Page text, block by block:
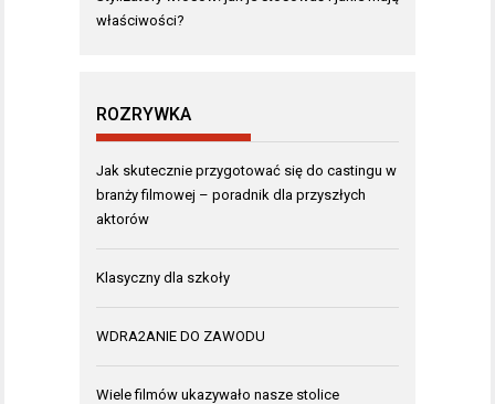
właściwości?
ROZRYWKA
Jak skutecznie przygotować się do castingu w
branży filmowej – poradnik dla przyszłych
aktorów
Klasyczny dla szkoły
WDRA2ANIE DO ZAWODU
Wiele filmów ukazywało nasze stolice